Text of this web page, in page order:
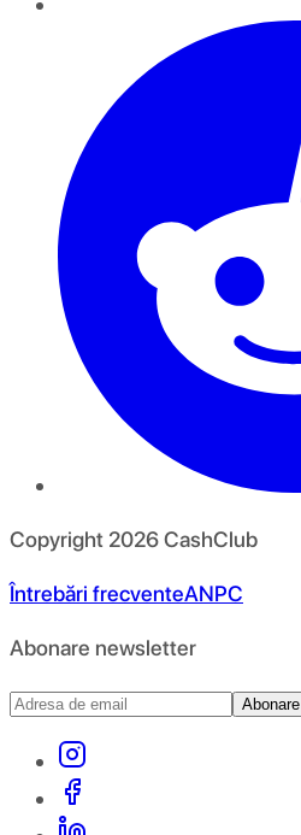
Copyright 2026CashClub
Întrebări frecventeANPC
Abonare newsletter
Abonare